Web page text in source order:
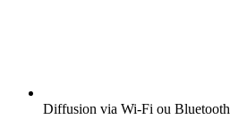
Diffusion via Wi-Fi ou Bluetooth